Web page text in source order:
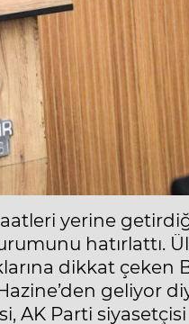
yerine
hatırlattı.
dikkat çeken
geliyor
AK Parti siyasetçisi